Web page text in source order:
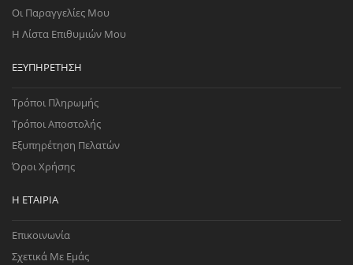
Οι Παραγγελίες Μου
Η Λίστα Επιθυμιών Μου
ΕΞΥΠΗΡΈΤΗΣΗ
Τρόποι Πληρωμής
Τρόποι Αποστολής
Εξυπηρέτηση Πελατών
Όροι Χρήσης
Η ΕΤΑΙΡΊΑ
Επικοινωνία
Σχετικά Με Εμάς